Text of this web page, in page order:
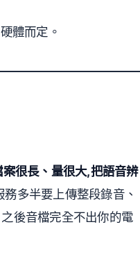
體而定。
很長、量很大,把語音辨
務多半要上傳整段錄音、
後音檔完全不出你的電